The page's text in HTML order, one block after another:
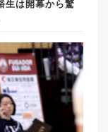
生は開幕から驚